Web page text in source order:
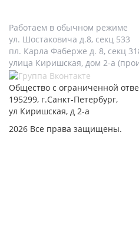
Работаем в обычном режиме
ул. Шостаковича д.8, секц 533
пл. Карла Фаберже д. 8, секц
улица Киришская, дом 2-а
Общество с ограниченной
195299, г.Санкт-Петербург,
ул Киришская, д 2-а
2026 Все права защищены.